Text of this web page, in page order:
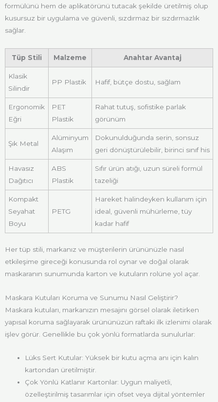
formülünü hem de aplikatörünü tutacak şekilde üretilmiş olup
kusursuz bir uygulama ve güvenli, sızdırmaz bir sızdırmazlık
sağlar.
Tüp Stili Malzeme Anahtar Avantaj
Klasik
Silindir
PP Plastik Hafif, bütçe dostu, sağlam
Ergonomik
Eğri
PET
Plastik
Rahat tutuş, sofistike parlak
görünüm
Şık Metal
Alüminyum
Alaşım
Dokunulduğunda serin, sonsuz
geri dönüştürülebilir, birinci sınıf his
Havasız
Dağıtıcı
ABS
Plastik
Sıfır ürün atığı, uzun süreli formül
tazeliği
Kompakt
Seyahat
Boyu
PETG
Hareket halindeyken kullanım için
ideal, güvenli mühürleme, tüy
kadar hafif
Her tüp stili, markanız ve müşterilerin ürününüzle nasıl
etkileşime gireceği konusunda rol oynar ve doğal olarak
maskaranın sunumunda karton ve kutuların rolüne yol açar.
Maskara Kutuları Koruma ve Sunumu Nasıl Geliştirir?
Maskara kutuları, markanızın mesajını görsel olarak iletirken
yapısal koruma sağlayarak ürününüzün raftaki ilk izlenimi olarak
işlev görür. Genellikle bu çok yönlü formatlarda sunulurlar:
Lüks Sert Kutular: Yüksek bir kutu açma anı için kalın
kartondan üretilmiştir.
Çok Yönlü Katlanır Kartonlar: Uygun maliyetli,
özelleştirilmiş tasarımlar için ofset veya dijital yöntemler